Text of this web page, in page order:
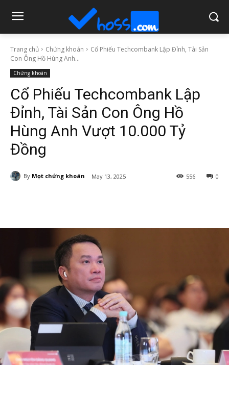
Trang chủ Chứng khoán
Cổ Phiếu Techcombank Lập Đỉnh, Tài Sản
Con Ông Hồ Hùng Anh...
Chứng khoán
Cổ Phiếu Techcombank Lập
Đỉnh, Tài Sản Con Ông Hồ
Hùng Anh Vượt 10.000 Tỷ
Đồng
By Mọt chứng khoán May 13, 2025 0
556